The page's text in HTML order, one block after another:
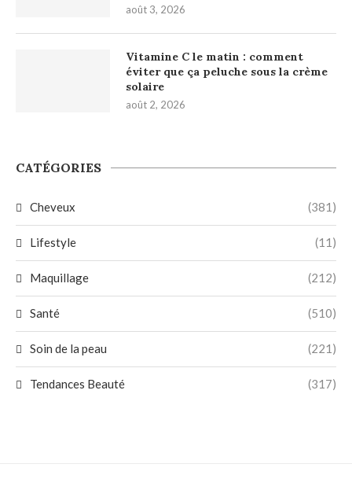
août 3, 2026
Vitamine C le matin : comment
éviter que ça peluche sous la crème
solaire
août 2, 2026
CATÉGORIES
Cheveux (381)
Lifestyle (11)
Maquillage (212)
Santé (510)
Soin de la peau (221)
Tendances Beauté (317)